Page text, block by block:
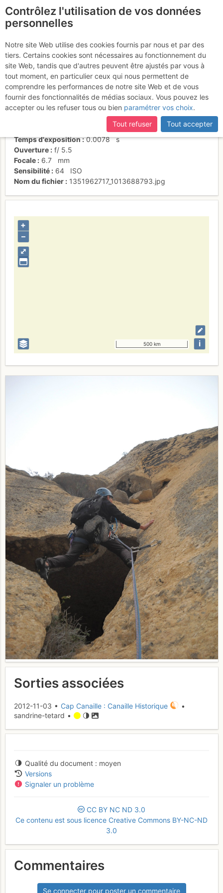
L1 Annie en action
Activités
Date/heure
3 nov. 2012 11:30
Contributeur
sandrine-tetard
individuel (CC by-nc-nd)
NIKON COOLPIX L20
Temps d'exposition
0.0078 s
Ouverture
f/ 5.5
Focale
6.7
mm
Sensibilité
64
ISO
Nom du fichier
1351962717_1013688793.jpg
⤢
+
–
500 km i
Sorties associées
2012-11-03 • Cap Canaille : Canaille Historique
•
sandrine-tetard •
Qualité du document
moyen
Versions
Signaler un problème
CC BY NC ND 3.0
Ce contenu est sous licence Creative Commons BY-NC-ND
3.0
Commentaires
Se connecter pour poster un commentaire
Contrôlez l'utilisation de vos données
personnelles
Notre site Web utilise des cookies fournis par nous et par des
tiers. Certains cookies sont nécessaires au fonctionnement du
site Web, tandis que d'autres peuvent être ajustés par vous à
tout moment, en particulier ceux qui nous permettent de
comprendre les performances de notre site Web et de vous
fournir des fonctionnalités de médias sociaux. Vous pouvez les
accepter ou les refuser tous ou bien paramétrer vos choix.
Tout refuser
Tout accepter